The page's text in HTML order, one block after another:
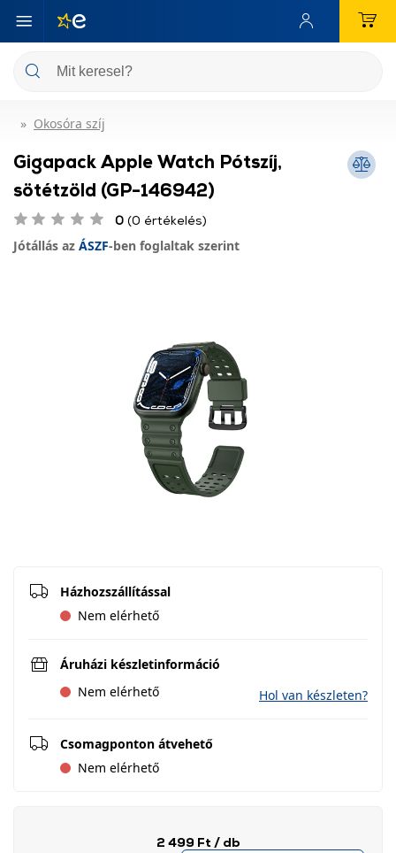
Okosóra szíj
Gigapack Apple Watch Pótszíj,
sötétzöld (GP-146942)
0 (0 értékelés)
Jótállás az ÁSZF-ben foglaltak szerint
Házhozszállítással
Nem elérhető
Áruházi készletinformáció
Nem elérhető
Hol van készleten?
Csomagponton átvehető
Nem elérhető
2 499 Ft / db